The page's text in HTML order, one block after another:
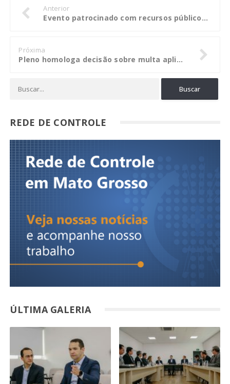
Anterior
Evento patrocinado com recursos públicos pode ter cobrança de ingresso
Próxima
Pleno homologa decisão sobre multa aplicada a vereador de Primavera do Leste
REDE DE CONTROLE
ÚLTIMA GALERIA